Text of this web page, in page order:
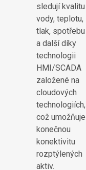
sledují kvalitu
vody, teplotu,
tlak, spotřebu
a další díky
technologii
HMI/SCADA
založené na
cloudových
technologiích,
což umožňuje
konečnou
konektivitu
rozptýlených
aktiv.